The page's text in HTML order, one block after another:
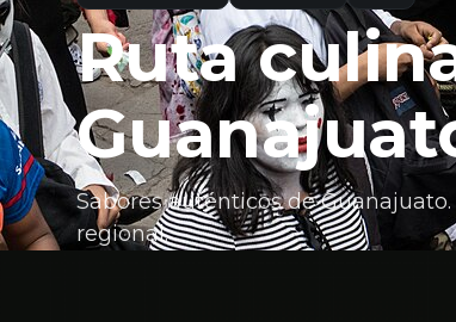
Ruta
Sabores auténticos de
regional.